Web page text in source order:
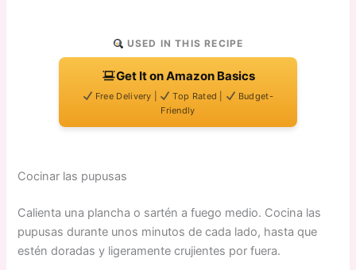
USED IN THIS RECIPE
Get It on Amazon Basics
Free Delivery | Top Rated |
Budget-
Friendly
Cocinar las pupusas
Calienta una plancha o sartén a fuego medio. Cocina las
pupusas durante unos minutos de cada lado, hasta que
estén doradas y ligeramente crujientes por fuera.